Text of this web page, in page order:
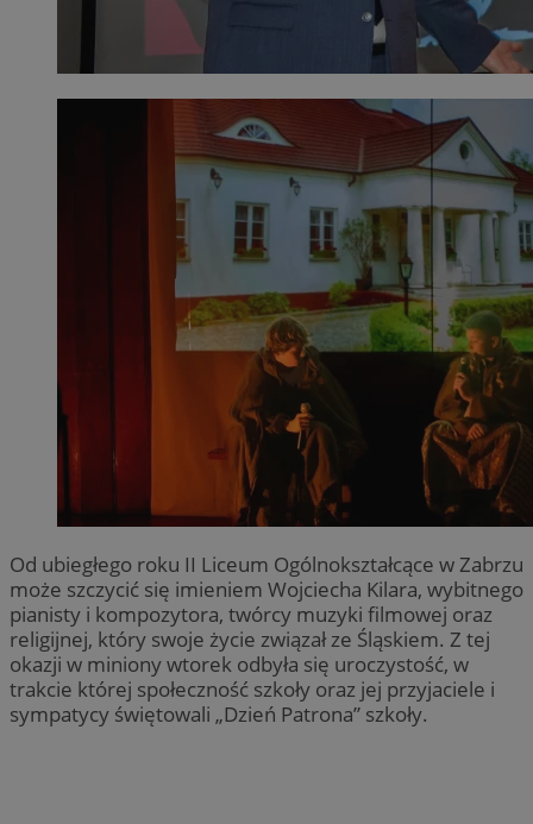
Od ubiegłego roku II Liceum Ogólnokształcące w Zabrzu
może szczycić się imieniem Wojciecha Kilara, wybitnego
pianisty i kompozytora, twórcy muzyki filmowej oraz
religijnej, który swoje życie związał ze Śląskiem. Z tej
okazji w miniony wtorek odbyła się uroczystość, w
trakcie której społeczność szkoły oraz jej przyjaciele i
sympatycy świętowali „Dzień Patrona” szkoły.